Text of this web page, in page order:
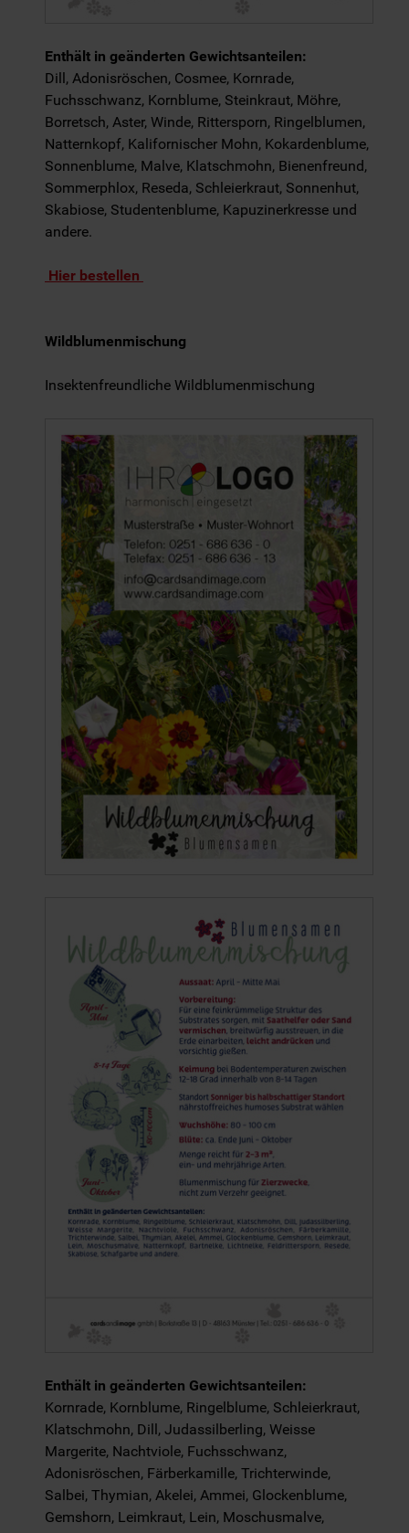
Enthält in geänderten Gewichtsanteilen:
Dill, Adonisröschen, Cosmee, Kornrade,
Fuchsschwanz, Kornblume, Steinkraut, Möhre,
Borretsch, Aster, Winde, Rittersporn, Ringelblumen,
Natternkopf, Kalifornischer Mohn, Kokardenblume,
Sonnenblume, Malve, Klatschmohn, Bienenfreund,
Sommerphlox, Reseda, Schleierkraut, Sonnenhut,
Skabiose, Studentenblume, Kapuzinerkresse und
andere.
Hier bestellen
Wildblumenmischung
Insektenfreundliche Wildblumenmischung
Enthält in geänderten Gewichtsanteilen:
Kornrade, Kornblume, Ringelblume, Schleierkraut,
Klatschmohn, Dill, Judassilberling, Weisse
Margerite, Nachtviole, Fuchsschwanz,
Adonisröschen, Färberkamille, Trichterwinde,
Salbei, Thymian, Akelei, Ammei, Glockenblume,
Gemshorn, Leimkraut, Lein, Moschusmalve,